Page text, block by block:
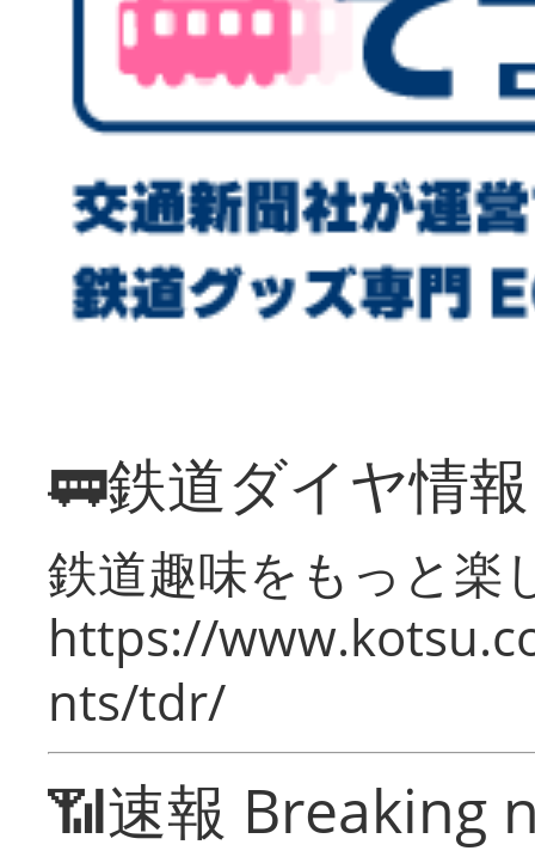
🚃鉄道ダイヤ情
鉄道趣味をもっと楽
https://
nts/tdr/
📶速報 Breaking